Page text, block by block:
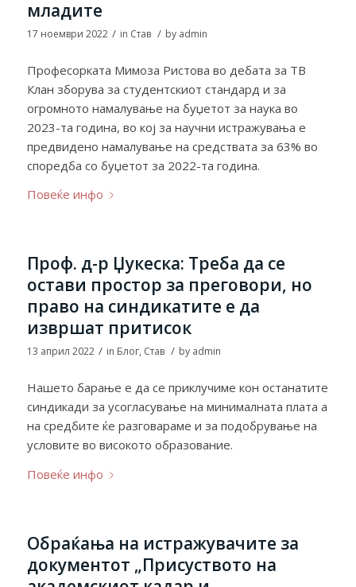
младите
17 ноември 2022 / in Став / by admin
Професорката Мимоза Ристова во дебата за ТВ
Клан зборува за студентскиот стандард и за
огромното намалување на буџетот за наука во
2023-та година, во кој за научни истражувања е
предвидено намалување на средствата за 63% во
споредба со буџетот за 2022-та година.
Повеќе инфо
Проф. д-р Џукеска: Треба да се
остави простор за преговори, но
право на синдикатите е да
извршат притисок
13 април 2022 / in Блог, Став / by admin
Нашето барање е да се приклучиме кон останатите
синдикади за усогласување на минималната плата а
на средбите ќе разговараме и за подобрување на
условите во високото образование.
Повеќе инфо
Обраќања на истражувачите за
документот „Присуството на